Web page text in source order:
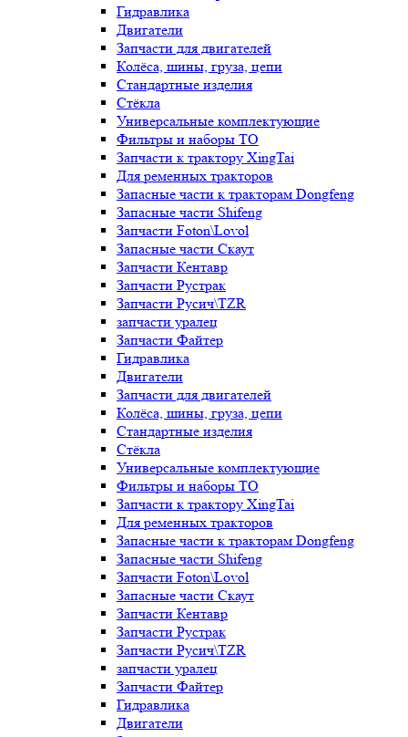
Гидравлика
Двигатели
Запчасти для двигателей
Колёса, шины, груза, цепи
Стандартные изделия
Стёкла
Универсальные комплектующие
Фильтры и наборы ТО
Запчасти к трактору XingTai
Для ременных тракторов
Запасные части к тракторам Dongfeng
Запасные части Shifeng
Запчасти Foton\Lovol
Запасные части Скаут
Запчасти Кентавр
Запчасти Рустрак
Запчасти Русич\TZR
запчасти уралец
Запчасти Файтер
Гидравлика
Двигатели
Запчасти для двигателей
Колёса, шины, груза, цепи
Стандартные изделия
Стёкла
Универсальные комплектующие
Фильтры и наборы ТО
Запчасти к трактору XingTai
Для ременных тракторов
Запасные части к тракторам Dongfeng
Запасные части Shifeng
Запчасти Foton\Lovol
Запасные части Скаут
Запчасти Кентавр
Запчасти Рустрак
Запчасти Русич\TZR
запчасти уралец
Запчасти Файтер
Гидравлика
Двигатели